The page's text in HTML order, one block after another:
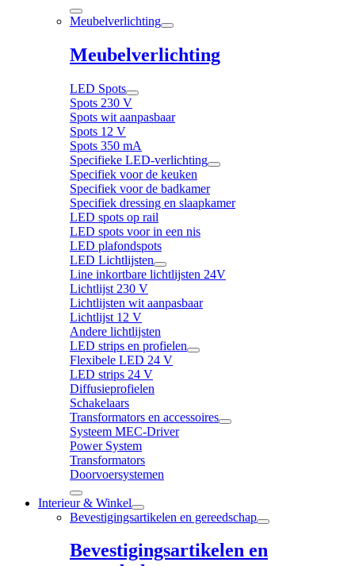
Meubelverlichting
Meubelverlichting
LED Spots
Spots 230 V
Spots wit aanpasbaar
Spots 12 V
Spots 350 mA
Specifieke LED-verlichting
Specifiek voor de keuken
Specifiek voor de badkamer
Specifiek dressing en slaapkamer
LED spots op rail
LED spots voor in een nis
LED plafondspots
LED Lichtlijsten
Line inkortbare lichtlijsten 24V
Lichtlijst 230 V
Lichtlijsten wit aanpasbaar
Lichtlijst 12 V
Andere lichtlijsten
LED strips en profielen
Flexibele LED 24 V
LED strips 24 V
Diffusieprofielen
Schakelaars
Transformators en accessoires
Systeem MEC-Driver
Power System
Transformators
Doorvoersystemen
Interieur & Winkel
Bevestigingsartikelen en gereedschap
Bevestigingsartikelen en